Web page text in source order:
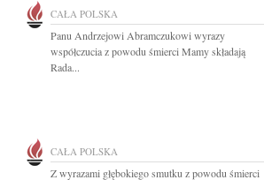
CAŁA POLSKA
Panu Andrzejowi Abramczukowi wyrazy
współczucia z powodu śmierci Mamy składają
Rada...
CAŁA POLSKA
Z wyrazami głębokiego smutku z powodu śmierci